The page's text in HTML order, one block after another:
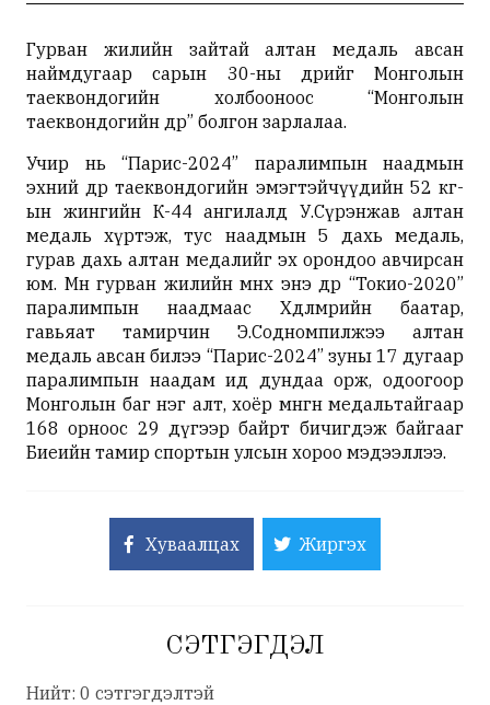
Гурван жилийн зайтай алтан медаль авсан
наймдугаар сарын 30-ны өдрийг Монголын
таеквондогийн холбооноос “Монголын
таеквондогийн өдөр” болгон зарлалаа.
Учир нь “Парис-2024” паралимпын наадмын
эхний өдөр таеквондогийн эмэгтэйчүүдийн 52 кг-
ын жингийн К-44 ангилалд У.Сүрэнжав алтан
медаль хүртэж, тус наадмын 5 дахь медаль,
гурав дахь алтан медалийг эх орондоо авчирсан
юм. Мөн гурван жилийн өмнөх энэ өдөр “Токио-2020”
паралимпын наадмаас Хөдөлмөрийн баатар,
гавьяат тамирчин Э.Содномпилжээ алтан
медаль авсан билээ “Парис-2024” зуны 17 дугаар
паралимпын наадам ид дундаа орж, одоогоор
Монголын баг нэг алт, хоёр мөнгөн медальтайгаар
168 орноос 29 дүгээр байрт бичигдэж байгааг
Биеийн тамир спортын улсын хороо мэдээллээ.
Хуваалцах Жиргэх
СЭТГЭГДЭЛ
Нийт: 0 сэтгэгдэлтэй